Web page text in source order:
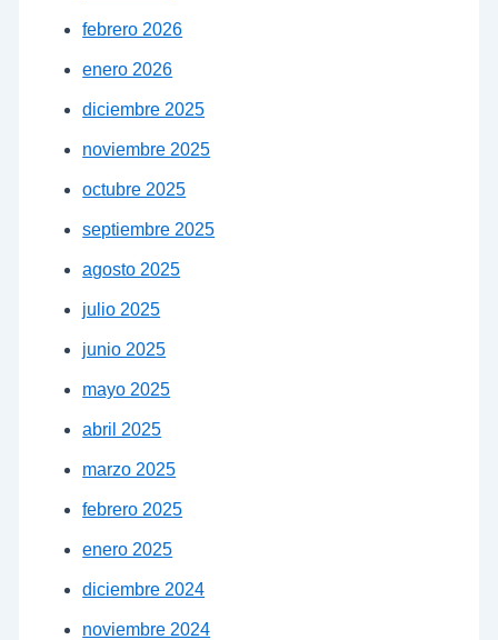
febrero 2026
enero 2026
diciembre 2025
noviembre 2025
octubre 2025
septiembre 2025
agosto 2025
julio 2025
junio 2025
mayo 2025
abril 2025
marzo 2025
febrero 2025
enero 2025
diciembre 2024
noviembre 2024